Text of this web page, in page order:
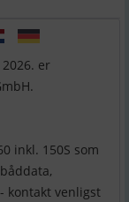
er
inkl. 150S som
kontakt venligst